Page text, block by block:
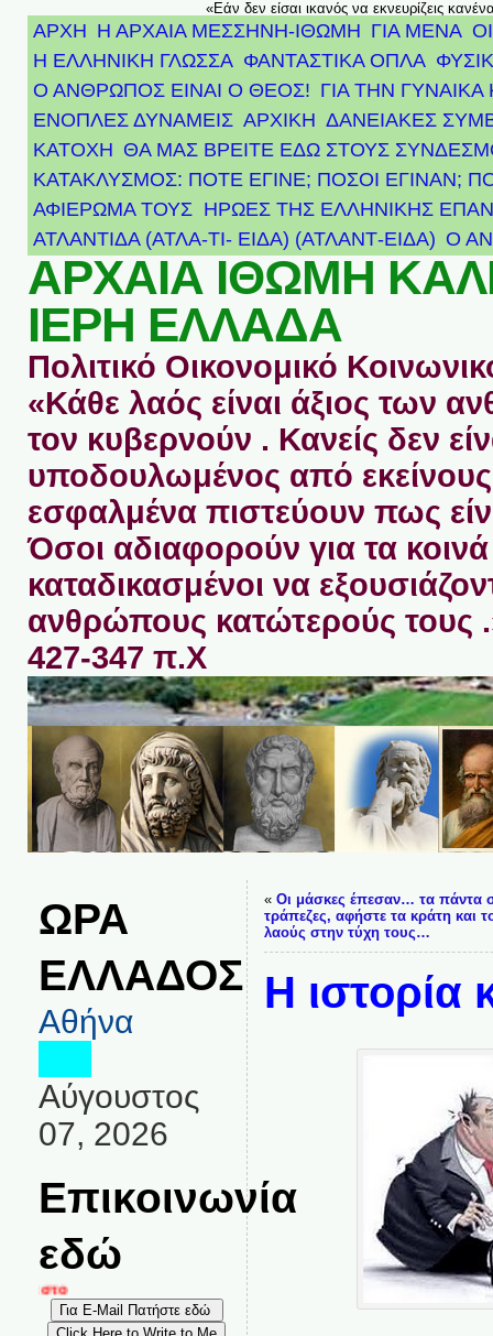
«Εάν δεν είσαι ικανός να εκνευρίζεις
ΑΡΧΗ Η ΑΡΧΑΙΑ ΜΕΣΣΗΝΗ-ΙΘΩΜΗ ΓΙΑ ΜΕΝΑ
Η ΕΛΛΗΝΙΚΗ ΓΛΩΣΣΑ ΦΑΝΤΑΣΤΙΚΑ ΟΠΛΑ
Ο ΑΝΘΡΩΠΟΣ ΕΙΝΑΙ Ο ΘΕΟΣ! ΓΙΑ ΤΗΝ ΓΥΝΑΙΚΑ
ΕΝΟΠΛΕΣ ΔΥΝΑΜΕΙΣ ΑΡΧΙΚΉ ΔΑΝΕΙΑΚΕΣ
ΚΑΤΟΧΗ ΘΑ ΜΑΣ ΒΡΕΙΤΕ ΕΔΩ ΣΤΟΥΣ
ΚΑΤΑΚΛΥΣΜΟΣ: ΠΟΤΕ ΕΓΙΝΕ; ΠΟΣΟΙ ΕΓΙΝΑΝ;
ΑΦΙΈΡΩΜΑ ΤΟΥΣ ΉΡΩΕΣ ΤΗΣ ΕΛΛΗΝΙΚΉΣ
ΑΤΛΑΝΤΊΔΑ (ΑΤΛΑ-ΤΙ- ΕΙΔΑ) (ΑΤΛΑΝΤ-ΕΙΔΑ) Ο
ΑΡΧΑΙΑ ΙΘΩΜΗ
ΙΕΡΗ ΕΛΛΑΔΑ
Πολιτικό Οικονομικό
«Κάθε λαός είναι άξιος των
τον κυβερνούν . Κανείς δεν
υποδουλωμένος από
εσφαλμένα πιστεύουν πως
Όσοι αδιαφορούν για τα κοινά
καταδικασμένοι να
ανθρώπους κατώτερούς τους
427-347 π.Χ
ΩΡΑ
ΕΛΛΑΔΟΣ
Αθήνα
Αύγουστος
07, 2026
Επικοινωνία
εδώ
στο
« Οι μάσκες έπεσαν… τα πάντα
τράπεζες, αφήστε τα κράτη και
λαούς στην τύχη τους…
Η ιστορία